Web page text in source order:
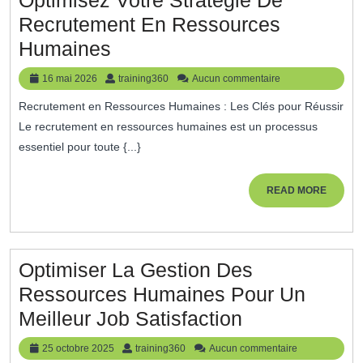
Recrutement En Ressources
Humaines
Votre
Stratégie
De
Recrutement
16 mai 2026
16
mai
2026
training360 training360
Aucun commentaire
Recrutement en Ressources Humaines : Les Clés pour Réussir
Le recrutement en ressources humaines est un processus
essentiel pour toute {...}
READ MOREREAD
MORE
Optimiser La Gestion Des
Ressources Humaines Pour Un
Meilleur Job Satisfaction
La
25 octobre 2025
25 training360 training360
Aucun commentaire